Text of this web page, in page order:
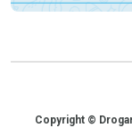
CopyrightCopyright ©